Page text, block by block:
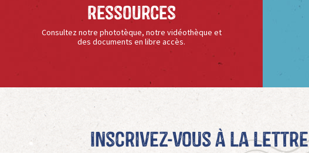
Ressources
Consultez notre phototèque, notre vidéothèque et
des documents en libre accès.
Inscrivez-vous à La Lettre